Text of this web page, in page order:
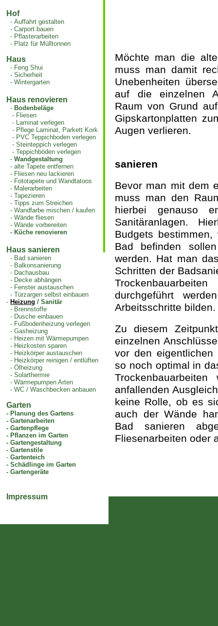
Hof
-Auffahrt gestalten
-Carport bauen
- Pflasterarbeiten
- Platz für Mülltonnen
Haus
- Feng Shui
-Sicherheit
-Wintergarten
Haus renovieren
- Bodenbeläge
- Fliesen
- Laminat verlegen
- Pflege Laminat, Parkett Kork
- PVC Teppichboden verlegen
-Steinteppich verlegen
-Teppichböden verlegen
-Wandgestaltung
-alte Tapete entfernen
- Fliesen neu lackieren
- Fototapete und Wandtatoos
- Malerarbeiten
-Tapezieren
-Tipps zum Streichen
-Wandfarbe mischen / kaufen
-Wände fliesen
-Wände vorbereiten
- Küche renovieren
Haus sanieren
- Bad sanieren
- Balkonsanierung
- Dachausbau
- Decke abhängen
- Fenster austauschen
-Türzargen selbst einbauen
- Heizung / Sanitär
- Brennstoffe
- Dusche einbauen
- Fußbodenheizung verlegen
-Gasheizung
- Heizen mit Wärmepumpen
- Heizkosten sparen
- Heizkörper austauschen
- Heizkörper reinigen / entlüften
-Ölheizung
-Solarthermie
-Wärmepumpen Arten
-WC / Waschbecken anbauen
Garten
- Planung des Gartens
-Gartenarbeiten
-Gartenpflege
- Pflanzen im Garten
-Gartengestaltung
-Gartenstile
-Gartenteich
-Schädlinge im Garten
-Gartengeräte
Impressum
Möchte man die
muss man damit
Unebenheiten
auf die einzelnen
Raum von Grund
Gipskartonplatten
Augen verlieren.
sanieren
Bevor man mit dem
muss man den
hierbei genauso
Sanitäranlagen.
Budgets
Bad befinden
werden. Hat man
Schritten der
durchgeführt
Arbeitsschritte bilden.
Zu diesem
einzelnen
vor den eigentlichen
so noch optimal in
anfallenden
keine Rolle, ob es
auch der Wände
Bad sanieren
Fliesenarbeiten oder